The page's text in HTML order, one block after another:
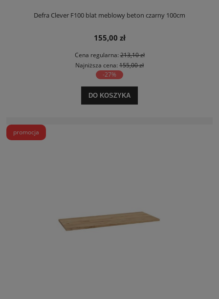
Defra Clever F100 blat meblowy beton czarny 100cm
155,00 zł
Cena regularna:213,10 zł
Najniższa cena: 155,00 zł
-27%
DO KOSZYKA
promocja